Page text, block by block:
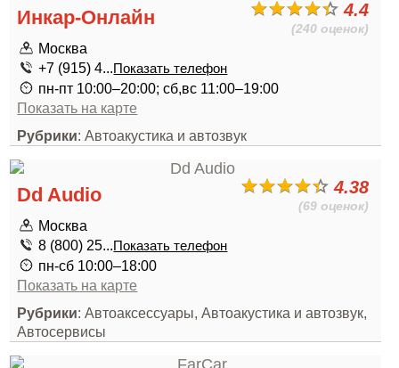
4.4
(240 оценок)
Инкар-Онлайн
Москва
+7 (915) 4...Показать телефон
пн-пт 10:00–20:00; сб,вс 11:00–19:00
Показать на карте
Рубрики: Автоакустика и автозвук
4.38
(69 оценок)
Dd Audio
Москва
8 (800) 25...Показать телефон
пн-сб 10:00–18:00
Показать на карте
Рубрики: Автоаксессуары, Автоакустика и автозвук,
Автосервисы